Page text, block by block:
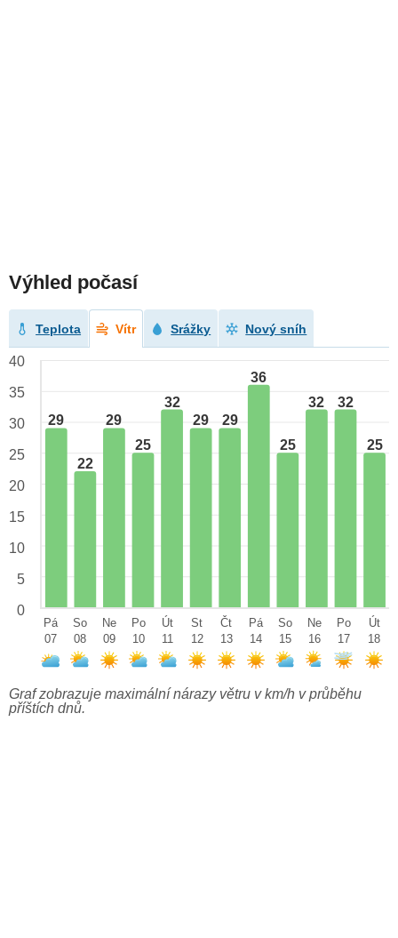
Výhled počasí
Teplota Vítr Srážky Nový sníh
29
22
29
25
32
29
29
36
25
32 32
25
40
35
30
25
20
15
10
5
0
Pá
07
So
08
Ne
09
Po
10
Út
11
St
12
Čt
13
Pá
14
So
15
Ne
16
Po
17
Út
18
Graf zobrazuje maximální nárazy větru v km/h v průběhu
příštích dnů.